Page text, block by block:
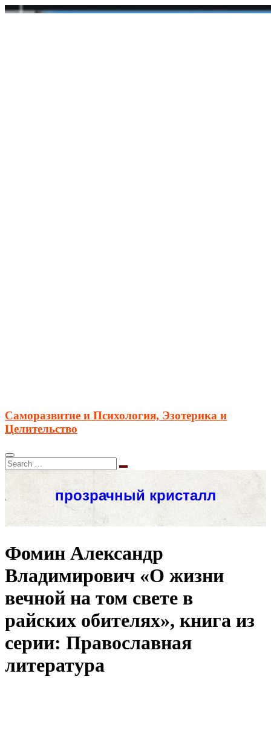
Саморазвитие и Психология, Эзотерика и
Целительство
Фомин Александр
Владимирович «О жизни
вечной на том свете в
райских обителях», книга из
серии: Православная
литература